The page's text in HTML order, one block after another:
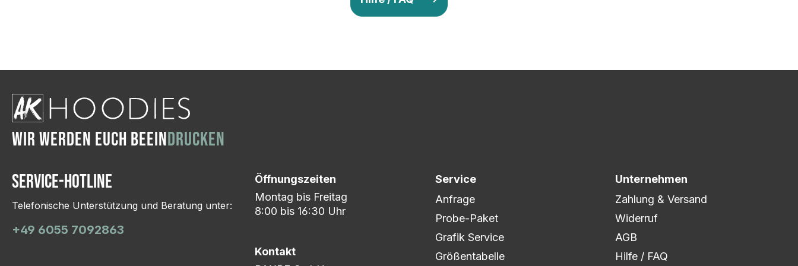
Hasselroth und einem umfangreichen Lagerbestand sind wir in der Lage, flexibel auf eure Wünsche
Wir ändern das Motiv so lange ab, bis Ihr zu 100% zufrieden seid. Danach wird es zum Druck freigegeben und die
WIR WERDEN EUCH BEEINDRUCKEN
Service-Hotline
Telefonische Unterstützung und Beratung unter:
+49 6055 7092863
Öffnungszeiten
Montag bis Freitag
8:00 bis 16:30 Uhr
Kontakt
Service
Anfrage
Probe-Paket
Grafik Service
Größentabelle
Unternehmen
Zahlung & Versand
Widerruf
AGB
Hilfe / FAQ